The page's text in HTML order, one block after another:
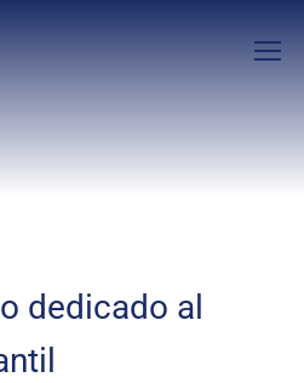
dedicado al